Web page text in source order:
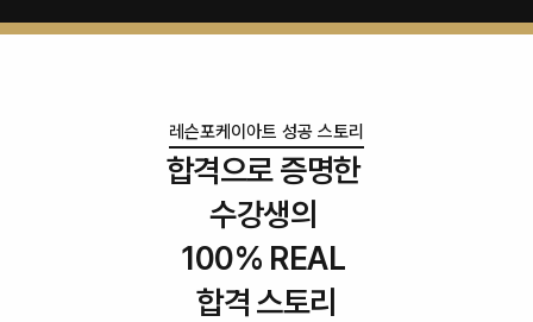
레슨포케이아트 성공 스토리
합격으로 증명한
수강생의
100% REAL
합격 스토리